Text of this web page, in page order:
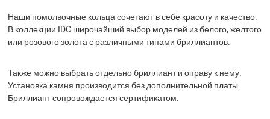
Наши помолвочные кольца сочетают в себе красоту и качество.
В коллекции IDC широчайший выбор моделей из белого, желтого
или розового золота с различными типами бриллиантов.
Также можно выбрать отдельно бриллиант и оправу к нему.
Установка камня производится без дополнительной платы.
Бриллиант сопровождается сертификатом.